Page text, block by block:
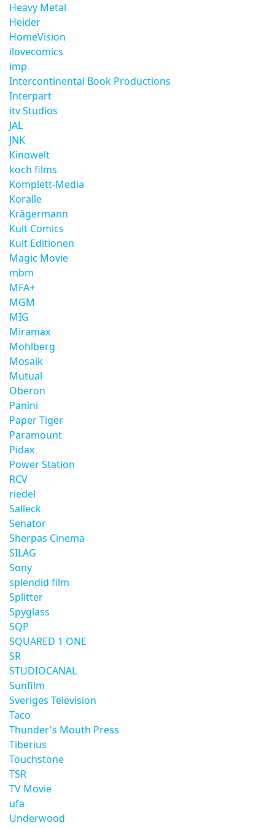
Heavy Metal
Heider
HomeVision
ilovecomics
imp
Intercontinental Book Productions
Interpart
itv Studios
JAL
JNK
Kinowelt
koch films
Komplett-Media
Koralle
Krägermann
Kult Comics
Kult Editionen
Magic Movie
mbm
MFA+
MGM
MIG
Miramax
Mohlberg
Mosaik
Mutual
Oberon
Panini
Paper Tiger
Paramount
Pidax
Power Station
RCV
riedel
Salleck
Senator
Sherpas Cinema
SILAG
Sony
splendid film
Splitter
Spyglass
SQP
SQUARED 1 ONE
SR
STUDIOCANAL
Sunfilm
Sveriges Television
Taco
Thunder's Mouth Press
Tiberius
Touchstone
TSR
TV Movie
ufa
Underwood